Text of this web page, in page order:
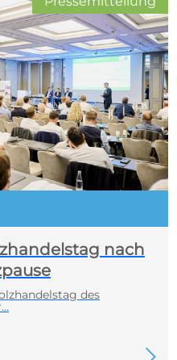
nach
des